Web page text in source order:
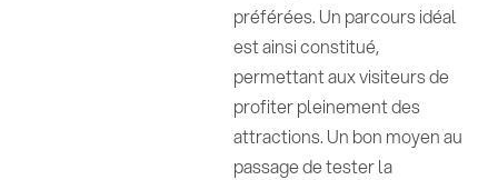
préférées. Un parcours idéal
est ainsi constitué,
permettant aux visiteurs de
profiter pleinement des
attractions. Un bon moyen au
passage de tester la